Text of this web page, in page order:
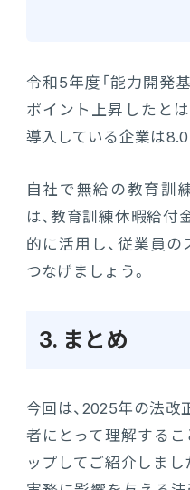
令和5年度「能力開発
ポイント上昇したと
導入している企業は8.0
自社で無給の教育訓
は、教育訓練休暇給付
的に活用し、従業員
つなげましょう。
3. まとめ
今回は、2025年の法改
者にとって理解する
ップしてご紹介しまし